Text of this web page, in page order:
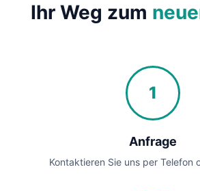
Ihr Weg zum
1
Anfrage
Kontaktieren Sie uns per Telefon